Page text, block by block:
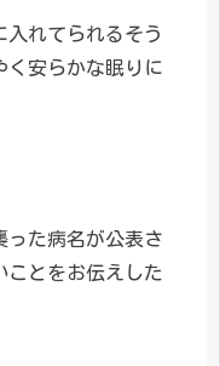
入れてられるそう
く安らかな眠りに
った病名が公表さ
ことをお伝えした